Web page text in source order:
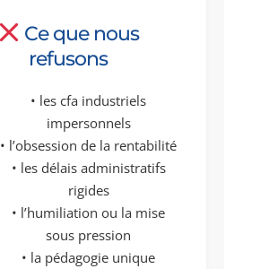
Ce que nous
refusons
• les cfa industriels
impersonnels
• l’obsession de la rentabilité
• les délais administratifs
rigides
• l’humiliation ou la mise
sous pression
• la pédagogie unique